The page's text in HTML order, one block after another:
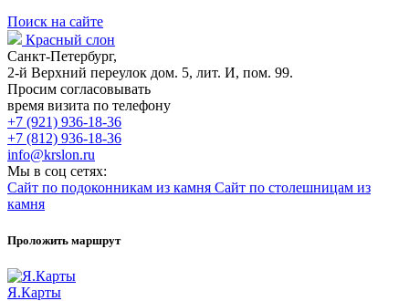
Поиск на сайте
Красный слон
Санкт-Петербург,
2-й Верхний переулок дом. 5, лит. И, пом. 99.
Просим согласовывать
время визита по телефону
+7 (921) 936-18-36
+7 (812) 936-18-36
info@krslon.ru
Мы в соц сетях:
Сайт по подоконникам из камня Сайт по столешницам из
камня
Проложить маршрут
Я.Карты